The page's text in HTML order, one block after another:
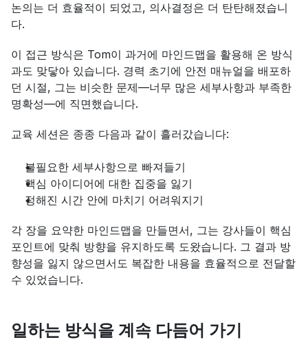
논의는 더 효율적이 되었고, 의사결정은 더 탄탄해졌습니
다.
이 접근 방식은 Tom이 과거에 마인드맵을 활용해 온 방식
과도 맞닿아 있습니다. 경력 초기에 안전 매뉴얼을 배포하
던 시절, 그는 비슷한 문제—너무 많은 세부사항과 부족한
명확성—에 직면했습니다.
교육 세션은 종종 다음과 같이 흘러갔습니다:
불필요한 세부사항으로 빠져들기
핵심 아이디어에 대한 집중을 잃기
정해진 시간 안에 마치기 어려워지기
각 장을 요약한 마인드맵을 만들면서, 그는 강사들이 핵심
포인트에 맞춰 방향을 유지하도록 도왔습니다. 그 결과 방
향성을 잃지 않으면서도 복잡한 내용을 효율적으로 전달할
수 있었습니다.
일하는 방식을 계속 다듬어 가기